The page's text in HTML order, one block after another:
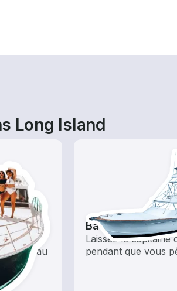
Long Island
locales
bateau
et à
Bateaux de
Laissez le capitaine
pendant que vous